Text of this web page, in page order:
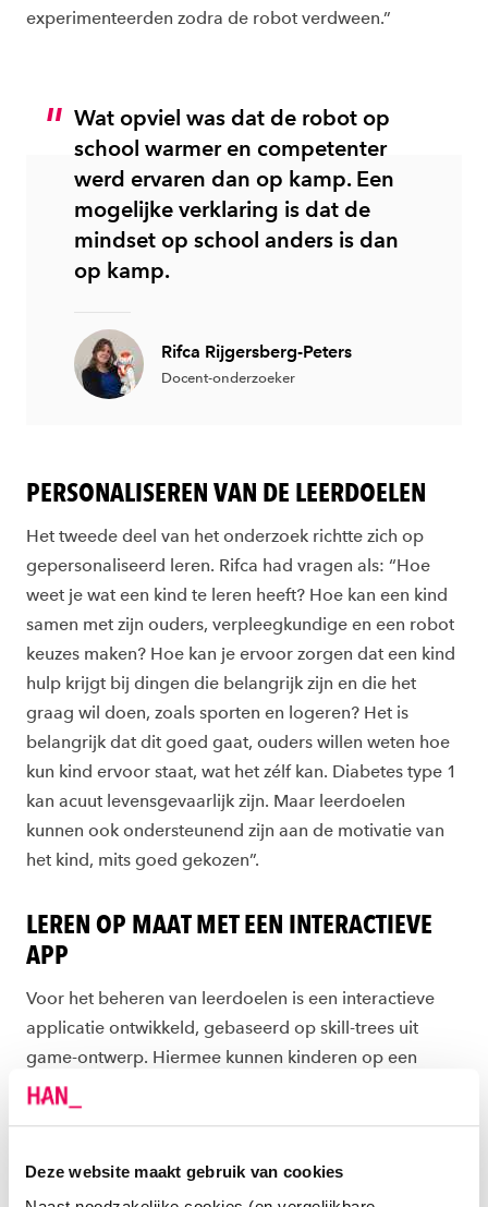
Deze website maakt gebruik van cookies
experimenteerden zodra de robot verdween.”
Wat opviel was dat de robot op
school warmer en competenter
werd ervaren dan op kamp. Een
mogelijke verklaring is dat de
mindset op school anders is dan
op kamp.
Rifca Rijgersberg-Peters
Docent-onderzoeker
PERSONALISEREN VAN DE LEERDOELEN
Het tweede deel van het onderzoek richtte zich op
gepersonaliseerd leren. Rifca had vragen als: “Hoe
weet je wat een kind te leren heeft? Hoe kan een kind
samen met zijn ouders, verpleegkundige en een robot
keuzes maken? Hoe kan je ervoor zorgen dat een kind
hulp krijgt bij dingen die belangrijk zijn en die het
graag wil doen, zoals sporten en logeren? Het is
belangrijk dat dit goed gaat, ouders willen weten hoe
kun kind ervoor staat, wat het zélf kan. Diabetes type 1
kan acuut levensgevaarlijk zijn. Maar leerdoelen
kunnen ook ondersteunend zijn aan de motivatie van
het kind, mits goed gekozen”.
LEREN OP MAAT MET EEN INTERACTIEVE
APP
Voor het beheren van leerdoelen is een interactieve
applicatie ontwikkeld, gebaseerd op skill-trees uit
game-ontwerp. Hiermee kunnen kinderen op een
persoonlijke en gestructureerde manier hun voortgang
volgen. In een eigen in-app dashboard kiezen ze
interfaces zijn samen met de kinderen, hun ouders en